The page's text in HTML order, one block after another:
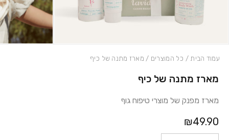
מארז מתנה של כיף
מארז מפנק של מוצרי טיפוח גוף
₪49.90
כמות מארז מתנה של כיף
עמוד הבית / כל המוצרים / מארז מתנה של כיף